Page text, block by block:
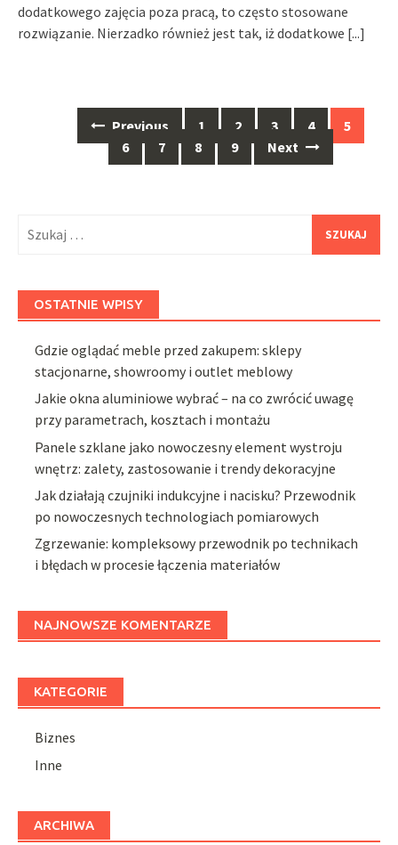
dodatkowego zajęcia poza pracą, to często stosowane
rozwiązanie. Nierzadko również jest tak, iż dodatkowe [...]
navigation
Previous 1 2 3 4
5
6
7 8 9 Next
OSTATNIE WPISY
Gdzie oglądać meble przed zakupem: sklepy
stacjonarne, showroomy i outlet meblowy
Jakie okna aluminiowe wybrać – na co zwrócić uwagę
przy parametrach, kosztach i montażu
Panele szklane jako nowoczesny element wystroju
wnętrz: zalety, zastosowanie i trendy dekoracyjne
Jak działają czujniki indukcyjne i nacisku? Przewodnik
po nowoczesnych technologiach pomiarowych
Zgrzewanie: kompleksowy przewodnik po technikach
i błędach w procesie łączenia materiałów
NAJNOWSZE KOMENTARZE
KATEGORIE
Biznes
Inne
ARCHIWA